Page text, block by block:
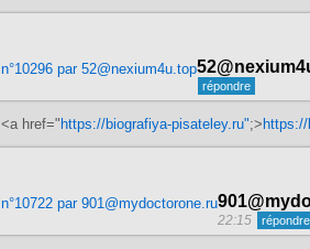
<a href=" https://biografiya-pisateley.ru";>
22:15